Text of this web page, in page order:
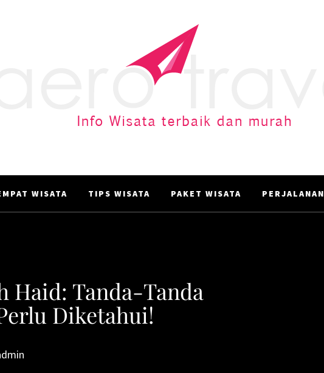
AERO TRAVEL
WISATA‎ TIPS WISATA PAKET WISATA PERJALANAN
Haid: Tanda-Tanda
Diketahui!